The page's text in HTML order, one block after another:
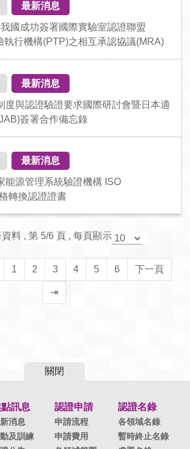
最新消息
國成功簽署國際實驗室認證聯盟
執行機構(PTP)之相互承認協議(MRA)
最新消息
度與認證驗證要求國際研討會暨日本適
簽署合作備忘錄
最新消息
能源管理系統驗證機構 ISO
轉換認證證書
料 , 第 5/6 頁 , 每頁顯示
1 2 3 4 5 6 下一頁
⇥
關閉
訊息
消息
及訓練
認證申請
申請流程
申請費用
認證名錄
各領域名錄
暫時終止名錄